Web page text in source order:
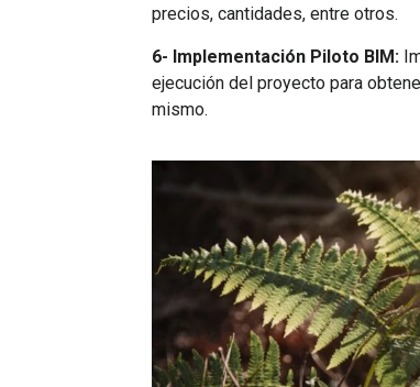
precios, cantidades, entre otros.
6- Implementación Piloto BIM:
ejecución del proyecto para
mismo.